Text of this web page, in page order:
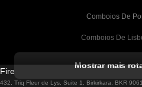
Comboios De
Comboios De
Comboios De
Mostrar mais
Firebird GT Limited (OC 1451)
432, Triq Fleur de Lys, Suite 1, Birkirkara, BKR